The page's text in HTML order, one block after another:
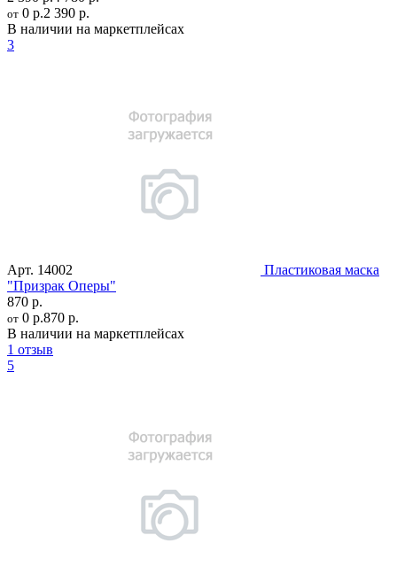
от 0 р.2 390 р.
В наличии на маркетплейсах
3
Арт. 14002
Пластиковая маска
"Призрак Оперы"
870 р.
от 0 р.870 р.
В наличии на маркетплейсах
1 отзыв
5